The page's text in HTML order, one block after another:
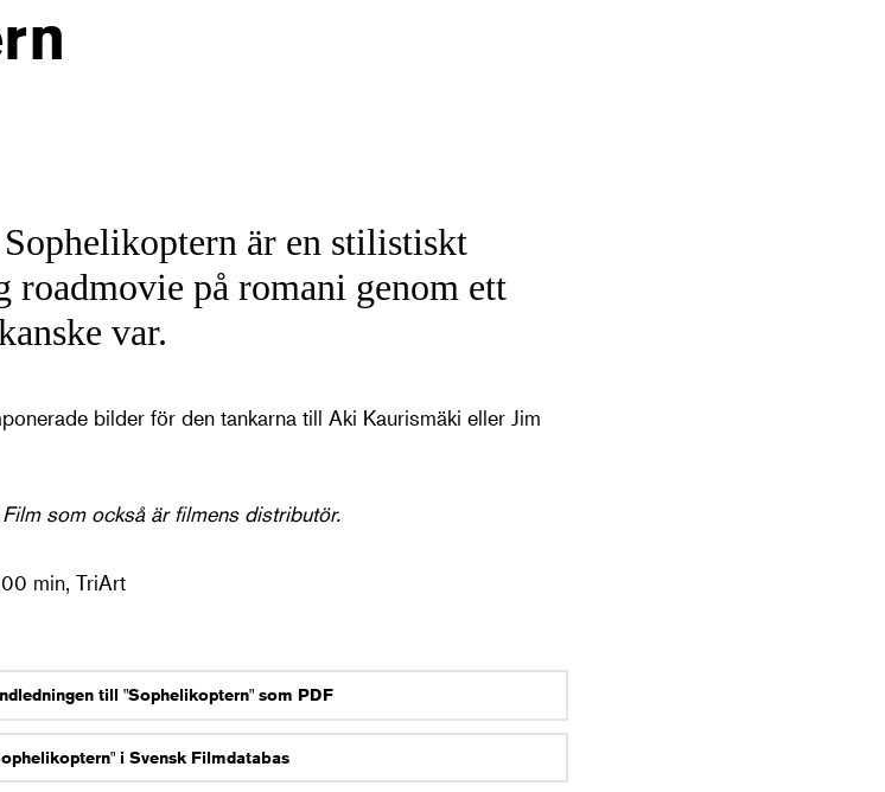
Sophelikoptern är en stilistiskt
roadmovie på romani genom ett
var.
bilder för den tankarna till Aki Kaurismäki eller Jim
som också är filmens distributör.
min, TriArt
till "Sophelikoptern" som PDF
i Svensk Filmdatabas